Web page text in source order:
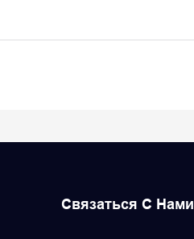
Связаться С Нами